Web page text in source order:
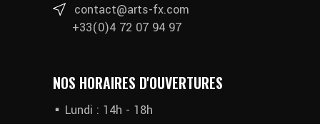
contact@arts-fx.com
+33(0)4 72 07 94 97
NOS HORAIRES D'OUVERTURES
Lundi : 14h - 18h